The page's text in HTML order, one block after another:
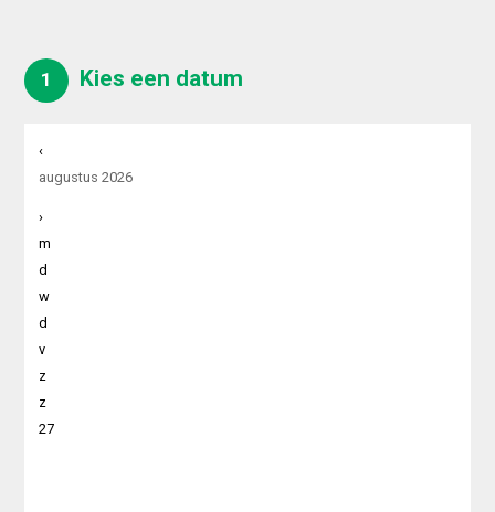
1 Kies een datum
‹
augustus 2026
›
m
d
w
d
v
z
z
27